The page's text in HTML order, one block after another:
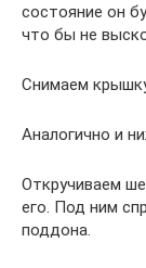
состояние он
что бы не
Снимаем
Аналогично и
Откручиваем
его. Под ним
поддона.